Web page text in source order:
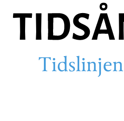
hovedinnhold
Main
Tidslinjen